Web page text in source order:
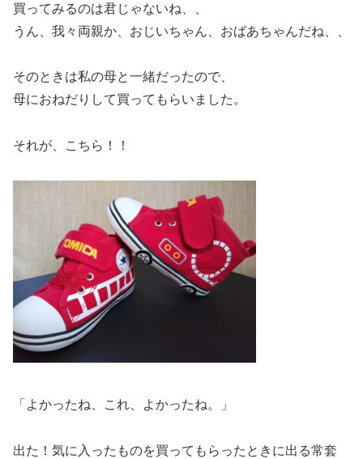
買ってみるのは君じゃないね、、
うん、我々両親か、おじいちゃん、おばあちゃんだね、、
そのときは私の母と一緒だったので、
母におねだりして買ってもらいました。
それが、こちら！！
「よかったね、これ、よかったね。」
出た！気に入ったものを買ってもらったときに出る常套